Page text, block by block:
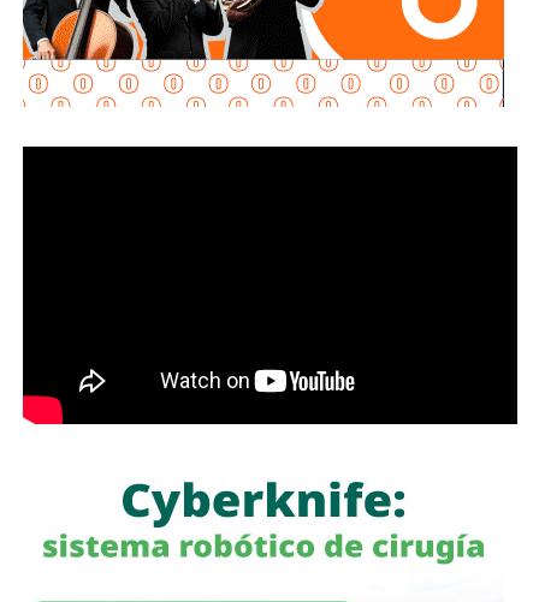
mantener las luces encendidas permite incrementar
la visibilidad de las motocicletas ante otros usuarios
de la vía, debido a que por sus dimensiones pueden ser
menos perceptibles que otros vehículos, particularmente
La legisladora destacó que, la Ley General de Movilidad y
Seguridad Vial establece la obligación de las autoridades
competentes de implementar medidas preventivas